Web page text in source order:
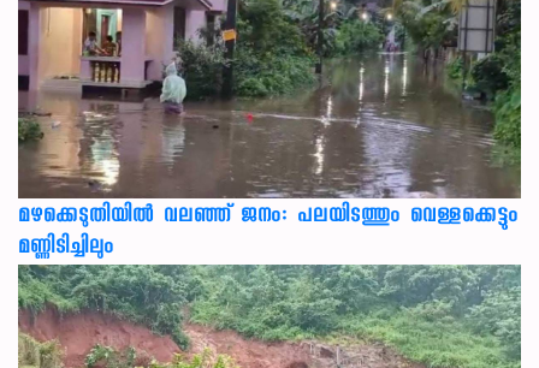
മഴക്കെടുതിയിൽ വലഞ്ഞ് ജനം: പലയിടത്തും വെള്ളക്കെട്ടും
മണ്ണിടിച്ചിലും